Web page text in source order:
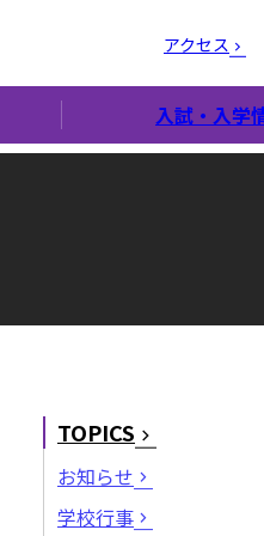
アクセス
入試・入学
TOPICS
お知らせ
学校行事